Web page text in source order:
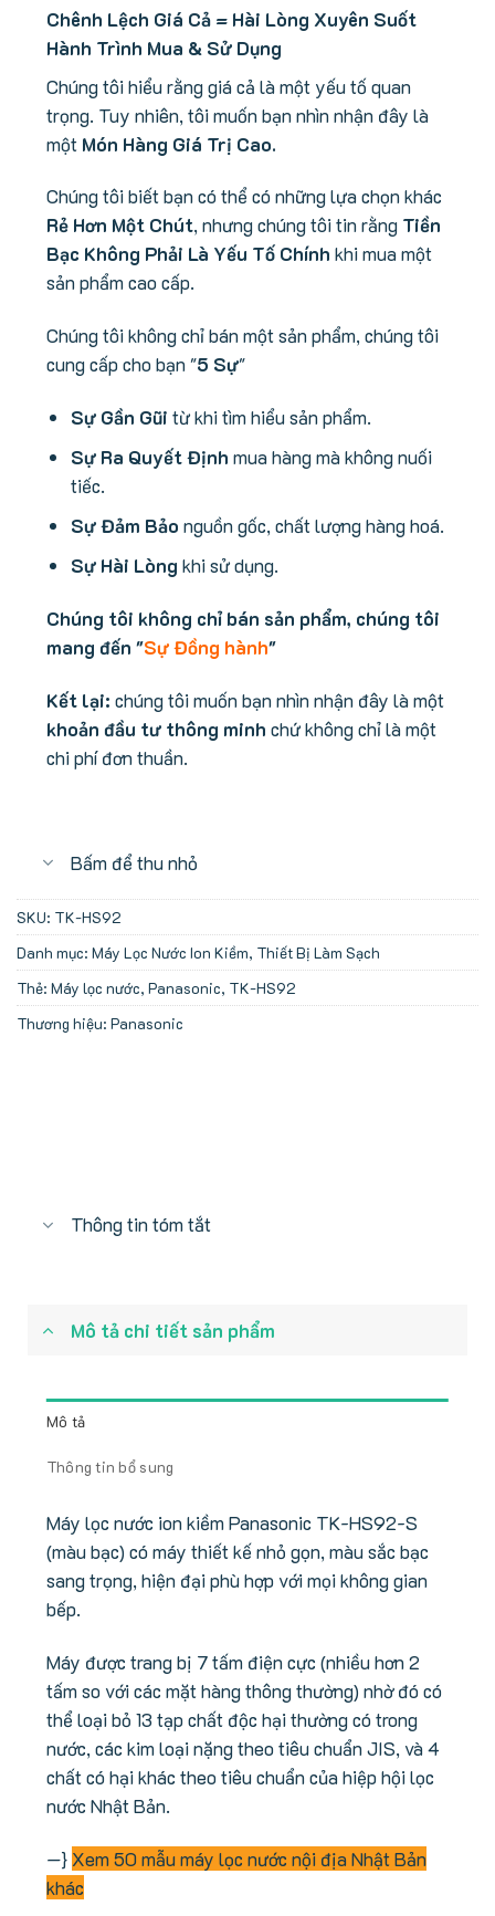
Chênh Lệch Giá Cả = Hài Lòng Xuyên Suốt
Hành Trình Mua & Sử Dụng
Chúng tôi hiểu rằng giá cả là một yếu tố quan
trọng. Tuy nhiên, tôi muốn bạn nhìn nhận đây là
một Món Hàng Giá Trị Cao.
Chúng tôi biết bạn có thể có những lựa chọn khác
Rẻ Hơn Một Chút, nhưng chúng tôi tin rằng Tiền
Bạc Không Phải Là Yếu Tố Chính khi mua một
sản phẩm cao cấp.
Chúng tôi không chỉ bán một sản phẩm, chúng tôi
cung cấp cho bạn "5 Sự"
Sự Gần Gũi từ khi tìm hiểu sản phẩm.
Sự Ra Quyết Định mua hàng mà không nuối
tiếc.
Sự Đảm Bảo nguồn gốc, chất lượng hàng hoá.
Sự Hài Lòng khi sử dụng.
Chúng tôi không chỉ bán sản phẩm, chúng tôi
mang đến "Sự Đồng hành"
Kết lại: chúng tôi muốn bạn nhìn nhận đây là một
khoản đầu tư thông minh chứ không chỉ là một
chi phí đơn thuần.
Bấm để thu nhỏ
SKU: TK-HS92
Danh mục: Máy Lọc Nước Ion Kiềm, Thiết Bị Làm Sạch
Thẻ: Máy lọc nước, Panasonic, TK-HS92
Thương hiệu: Panasonic
Thông tin tóm tắt
Mô tả chi tiết sản phẩm
Mô tả
Thông tin bổ sung
Máy lọc nước ion kiềm Panasonic TK-HS92-S
(màu bạc) có máy thiết kế nhỏ gọn, màu sắc bạc
sang trọng, hiện đại phù hợp với mọi không gian
bếp.
Máy được trang bị 7 tấm điện cực (nhiều hơn 2
tấm so với các mặt hàng thông thường) nhờ đó có
thể loại bỏ 13 tạp chất độc hại thường có trong
nước, các kim loại nặng theo tiêu chuẩn JIS, và 4
chất có hại khác theo tiêu chuẩn của hiệp hội lọc
nước Nhật Bản.
—} Xem 50 mẫu máy lọc nước nội địa Nhật Bản
khác